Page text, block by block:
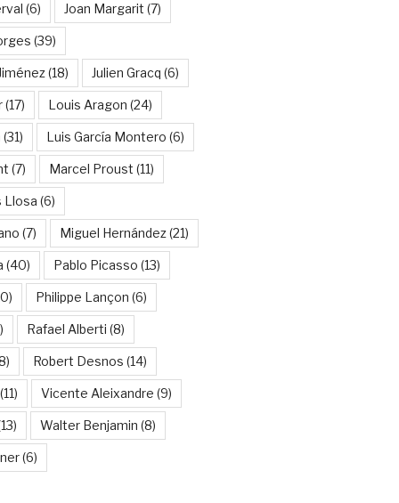
(6) Joan Margarit (7)
(39)
(18) Julien Gracq (6)
(17) Louis Aragon (24)
(31) Luis García Montero (6)
(7) Marcel Proust (11)
Llosa (6)
(7) Miguel Hernández(21)
(40) Pablo Picasso (13)
Philippe Lançon (6)
Rafael Alberti (8)
Robert Desnos (14)
(11) Vicente Aleixandre (9)
Walter Benjamin (8)
(6)